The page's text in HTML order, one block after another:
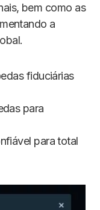
bem como as
a
fiduciárias
para
para total